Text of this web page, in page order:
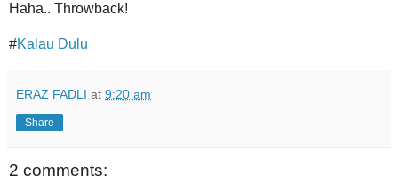
Haha.. Throwback!
#Kalau Dulu
ERAZ FADLI at 9:20 am
Share
2 comments: